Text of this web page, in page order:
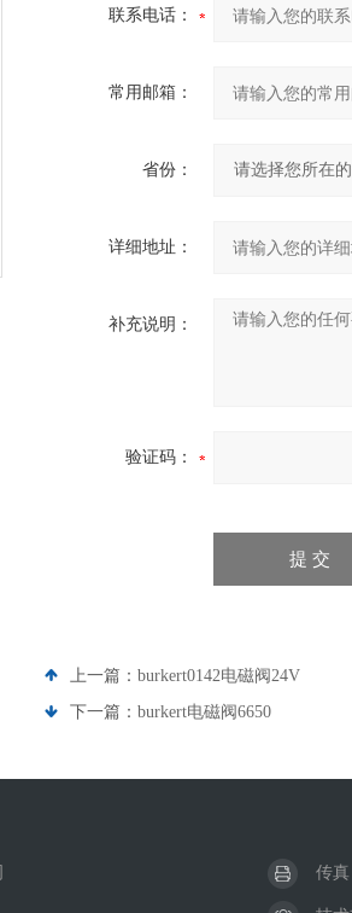
联系电话：
常用邮箱：
省份：
详细地址：
补充说明：
验证码：
上一篇： burkert0142电磁阀24V
下一篇： burkert电磁阀6650
传真